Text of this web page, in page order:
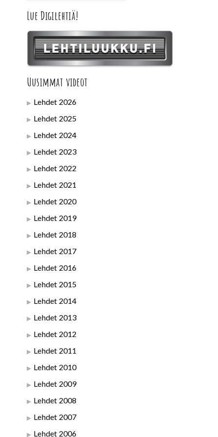
Lue Digilehtiä!
Uusimmat videot
Lehdet 2026
Lehdet 2025
Lehdet 2024
Lehdet 2023
Lehdet 2022
Lehdet 2021
Lehdet 2020
Lehdet 2019
Lehdet 2018
Lehdet 2017
Lehdet 2016
Lehdet 2015
Lehdet 2014
Lehdet 2013
Lehdet 2012
Lehdet 2011
Lehdet 2010
Lehdet 2009
Lehdet 2008
Lehdet 2007
Lehdet 2006